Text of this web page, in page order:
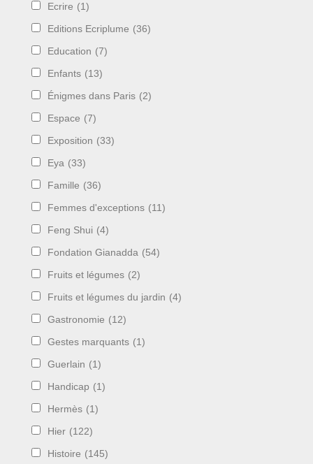
Ecrire (1)
Editions Ecriplume (36)
Education (7)
Enfants (13)
Énigmes dans Paris (2)
Espace (7)
Exposition (33)
Eya (33)
Famille (36)
Femmes d'exceptions (11)
Feng Shui (4)
Fondation Gianadda (54)
Fruits et légumes (2)
Fruits et légumes du jardin (4)
Gastronomie (12)
Gestes marquants (1)
Guerlain (1)
Handicap (1)
Hermès (1)
Hier (122)
Histoire (145)